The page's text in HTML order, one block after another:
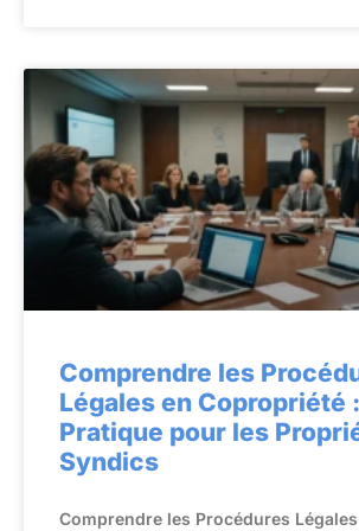
Comprendre les
Légales en Copropriété
Pratique pour les
Syndics
Comprendre les Procédures